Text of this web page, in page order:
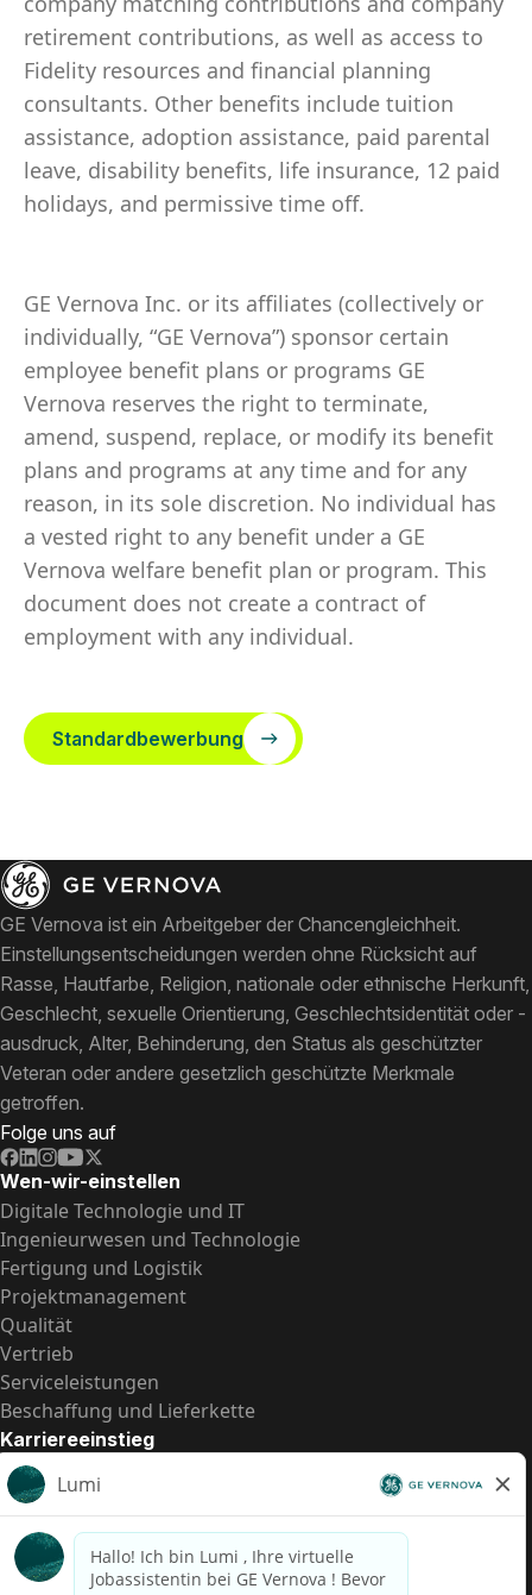
retirement contributions, as well as access to
Fidelity resources and financial planning
consultants. Other benefits include tuition
assistance, adoption assistance, paid parental
leave, disability benefits, life insurance, 12 paid
holidays, and permissive time off.
GE Vernova Inc. or its affiliates (collectively or
individually, “GE Vernova”) sponsor certain
employee benefit plans or programs GE
Vernova reserves the right to terminate,
amend, suspend, replace, or modify its benefit
plans and programs at any time and for any
reason, in its sole discretion. No individual has
a vested right to any benefit under a GE
Vernova welfare benefit plan or program. This
document does not create a contract of
employment with any individual.
Standardbewerbung
GE Vernova ist ein Arbeitgeber der Chancengleichheit.
Einstellungsentscheidungen werden ohne Rücksicht auf
Rasse, Hautfarbe, Religion, nationale oder ethnische Herkunft,
Geschlecht, sexuelle Orientierung, Geschlechtsidentität oder -
ausdruck, Alter, Behinderung, den Status als geschützter
Veteran oder andere gesetzlich geschützte Merkmale
getroffen.
Folge uns auf
Wen-wir-einstellen
Digitale Technologie und IT
Ingenieurwesen und Technologie
Fertigung und Logistik
Projektmanagement
Qualität
Vertrieb
Serviceleistungen
Beschaffung und Lieferkette
Karriereeinstieg
Praktika
Einstiegspositionen
Alle Möglichkeiten
Schnelle Links
US-Gehalts­transparenz